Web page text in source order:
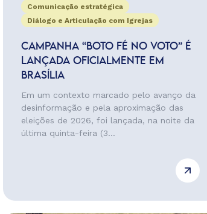
Comunicação estratégica
Diálogo e Articulação com Igrejas
CAMPANHA “BOTO FÉ NO VOTO” É
LANÇADA OFICIALMENTE EM
BRASÍLIA
Em um contexto marcado pelo avanço da
desinformação e pela aproximação das
eleições de 2026, foi lançada, na noite da
última quinta-feira (3...